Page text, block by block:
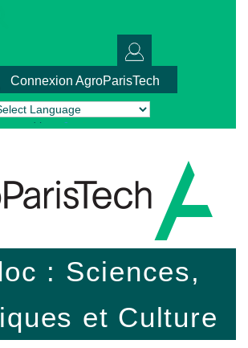
Connexion AgroParisTech
by Translate
: Sciences,
et Culture